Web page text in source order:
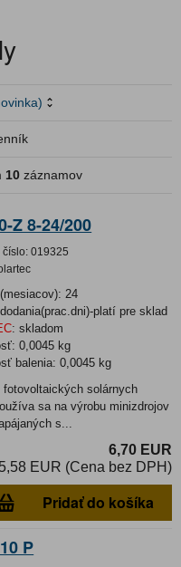
10 záznamov
Z 8-24/200
číslo: 019325
24
platí pre sklad
: skladom
0,0045 kg
balenia:0,0045 kg
fotovoltaických solárnych
sa na výrobu minizdrojov
s...
6,70 EUR
5,58 EUR (Cena bez DPH)
Pridať do košíka
P